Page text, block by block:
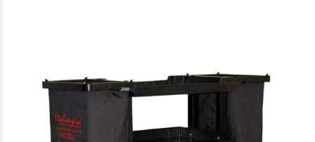
$434.20957